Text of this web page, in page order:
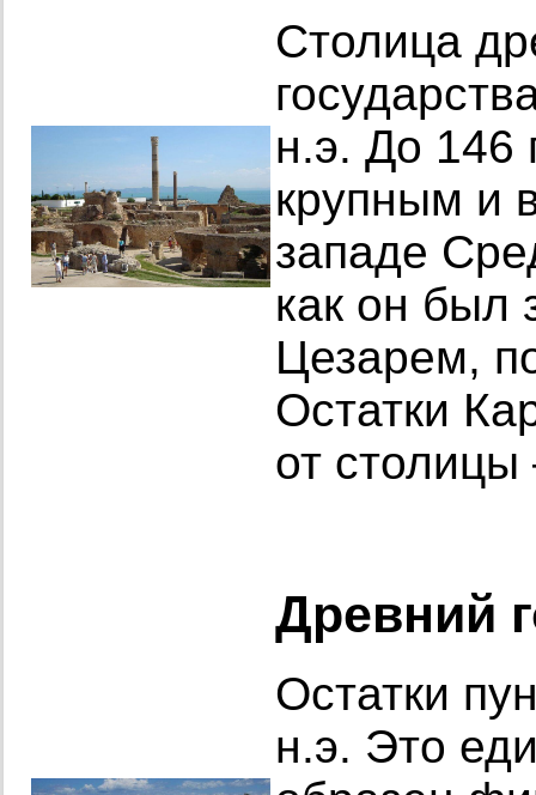
Столица
н.э. До 146
крупным и
западе
как он был
Цезарем,
Остатки
от
Древний
Остатки
н.э. Это